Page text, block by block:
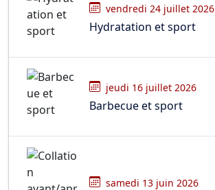
vendredi 24 juillet 2026
Hydratation et sport
jeudi 16 juillet 2026
Barbecue et sport
samedi 13 juin 2026